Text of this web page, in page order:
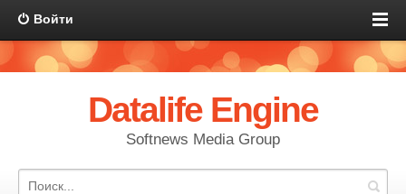
Войти
Datalife Engine
Softnews Media Group